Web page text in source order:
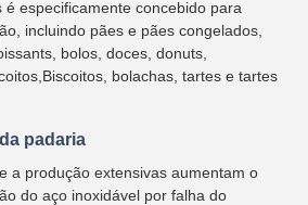
é especificamente concebido para
incluindo pães e pães congelados,
bolos, doces, donuts,
bolachas, tartes e tartes
padaria
a produção extensivas aumentam o
do aço inoxidável por falha do